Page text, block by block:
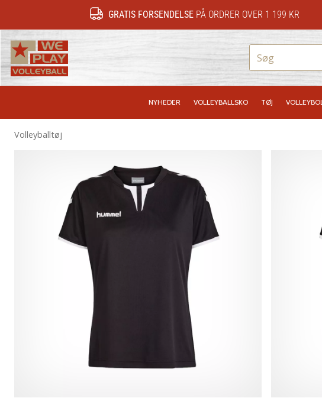
GRATIS FORSENDELSE PÅ ORDRER OVER 1 199 KR
NYHEDER VOLLEYBALLSKO TØJ
Volleyballtøj